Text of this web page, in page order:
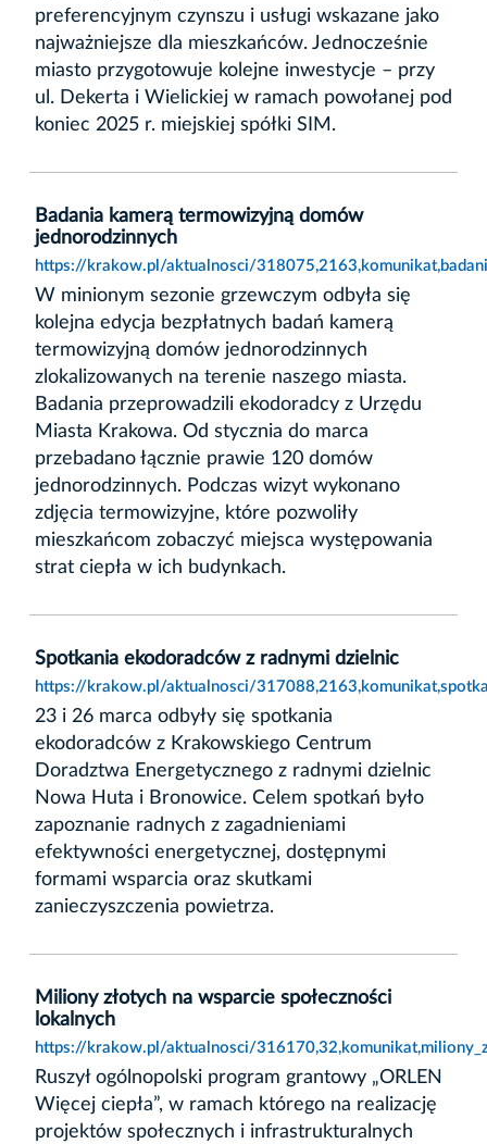
preferencyjnym czynszu i usługi wskazane jako
najważniejsze dla mieszkańców. Jednocześnie
miasto przygotowuje kolejne inwestycje – przy
ul. Dekerta i Wielickiej w ramach powołanej pod
koniec 2025 r. miejskiej spółki SIM.
Badania kamerą termowizyjną domów
jednorodzinnych
https://krakow.pl/aktualnosci/
W minionym sezonie grzewczym odbyła się
kolejna edycja bezpłatnych badań kamerą
termowizyjną domów jednorodzinnych
zlokalizowanych na terenie naszego miasta.
Badania przeprowadzili ekodoradcy z Urzędu
Miasta Krakowa. Od stycznia do marca
przebadano łącznie prawie 120 domów
jednorodzinnych. Podczas wizyt wykonano
zdjęcia termowizyjne, które pozwoliły
mieszkańcom zobaczyć miejsca występowania
strat ciepła w ich budynkach.
Spotkania ekodoradców z radnymi dzielnic
https://krakow.pl/aktualnosci/
23 i 26 marca odbyły się spotkania
ekodoradców z Krakowskiego Centrum
Doradztwa Energetycznego z radnymi dzielnic
Nowa Huta i Bronowice. Celem spotkań było
zapoznanie radnych z zagadnieniami
efektywności energetycznej, dostępnymi
formami wsparcia oraz skutkami
zanieczyszczenia powietrza.
Miliony złotych na wsparcie społeczności
lokalnych
https://krakow.pl/aktualnosci/
Ruszył ogólnopolski program grantowy „ORLEN
Więcej ciepła”, w ramach którego na realizację
projektów społecznych i infrastrukturalnych